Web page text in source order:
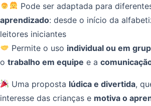
Pode ser adaptada para
aprendizado: desde o início da
leitores iniciantes
Permite o uso individual ou em
o trabalho em equipe e a
Uma proposta lúdica e divertida,
interesse das crianças e motiva o